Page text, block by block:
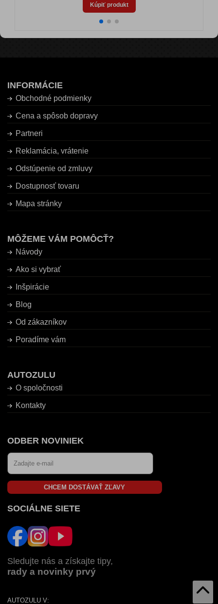
Kúpiť produkt
INFORMÁCIE
Obchodné podmienky
Cena a spôsob dopravy
Partneri
Reklamácia, vrátenie
Odstúpenie od zmluvy
Dostupnosť tovaru
Mapa stránky
MÔŽEME VÁM POMÔCŤ?
Návody
Ako si vybrať
Inšpirácie
Blog
Od zákazníkov
Poradíme vám
AUTOZULU
O spoločnosti
Kontakty
ODBER NOVINIEK
CHCEM DOSTÁVAŤ ZĽAVY
SOCIÁLNE SIETE
Sledujte nás a získajte tipy,
rady a novinky prvý
AUTOZULU V: